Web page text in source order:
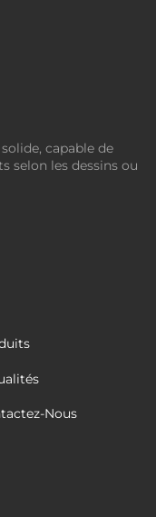
capable de
selon les dessins ou
Nous